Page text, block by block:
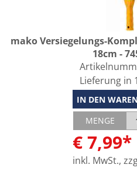
mako Versiegelungs-
18cm -
Lieferung in
IN DEN
MENGE
€ 7,99*
inkl. MwSt.,